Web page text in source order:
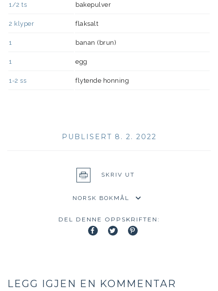
1/2 ts bakepulver
2 klyper flaksalt
1 banan (brun)
1 egg
1-2 ss flytende honning
PUBLISERT 8. 2. 2022
SKRIV UT
DEL DENNE OPPSKRIFTEN:
LEGG IGJEN EN KOMMENTAR